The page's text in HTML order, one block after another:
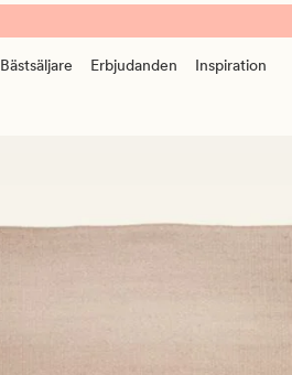
Bästsäljare Erbjudanden Inspiration